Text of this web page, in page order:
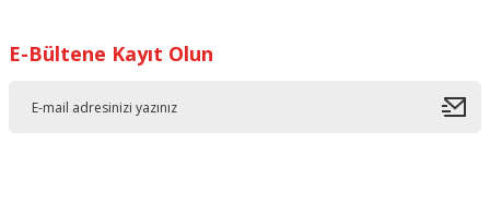
E-Bültene Kayıt Olun